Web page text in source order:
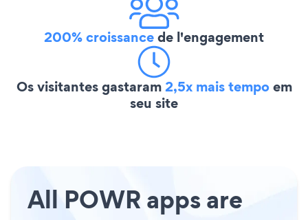
200% croissancede l'engagement
Os visitantes gastaram2,5x mais tempoem
seu site
All POWR apps are